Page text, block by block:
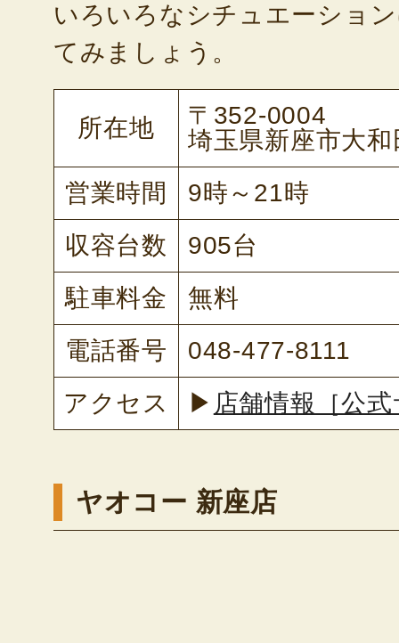
いろいろなシチュエーショ
てみましょう。
所在地
〒352-0004
埼玉県新座市大
営業時間
9時～21時
収容台数
905台
駐車料金
無料
電話番号
048-477-8111
アクセス
▶ 店舗情報［公
ヤオコー 新座店